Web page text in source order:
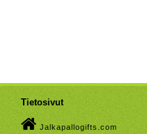
Tietosivut
Jalkapallogifts.com